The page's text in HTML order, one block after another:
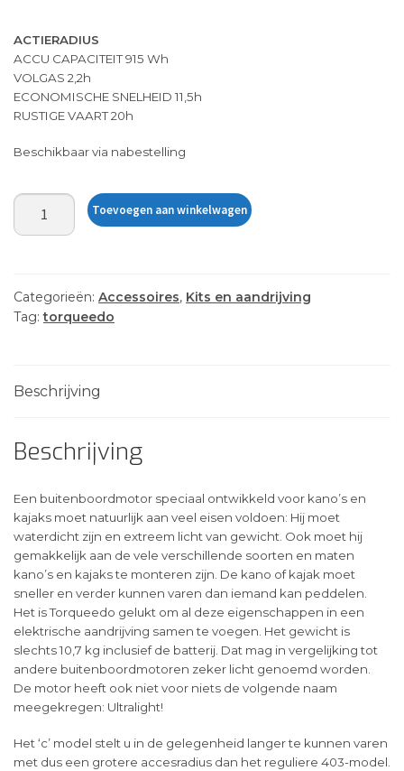
ACTIERADIUS
ACCU CAPACITEIT 915 Wh
VOLGAS 2,2h
ECONOMISCHE SNELHEID 11,5h
RUSTIGE VAART 20h
Beschikbaar via nabestelling
Torqueedo
ULTRALIGHT
Toevoegen aan winkelwagen
Categorieën: Accessoires, Kits en aandrijving
Tag:torqueedo
Beschrijving
Beschrijving
Een buitenboordmotor speciaal ontwikkeld voor kano’s en
kajaks moet natuurlijk aan veel eisen voldoen: Hij moet
waterdicht zijn en extreem licht van gewicht. Ook moet hij
gemakkelijk aan de vele verschillende soorten en maten
kano’s en kajaks te monteren zijn. De kano of kajak moet
sneller en verder kunnen varen dan iemand kan peddelen.
Het is Torqueedo gelukt om al deze eigenschappen in een
elektrische aandrijving samen te voegen. Het gewicht is
slechts 10,7 kg inclusief de batterij. Dat mag in vergelijking tot
andere buitenboordmotoren zeker licht genoemd worden.
De motor heeft ook niet voor niets de volgende naam
meegekregen: Ultralight!
Het ‘c’ model stelt u in de gelegenheid langer te kunnen varen
met dus een grotere accesradius dan het reguliere 403-model.